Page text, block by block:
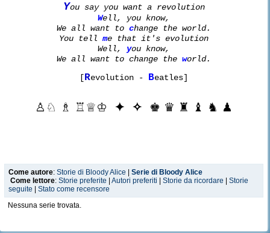
You say you want a revolution
Well, you know,
We all want tochange the world.
You tellme that it's evolution
Well, you know,
We all want to change theworld.
[Revolution - Beatles]
♙♘ ♗ ♖♕♔ ✦ ✧ ♚ ♛ ♜ ♝ ♞ ♟
Come autore: Storie di Bloody Alice
Serie di Bloody Alice
Come lettore: Storie preferite Autori preferiti Storie da ricordare
Storie
seguite
Stato come recensore
Nessuna serie trovata.